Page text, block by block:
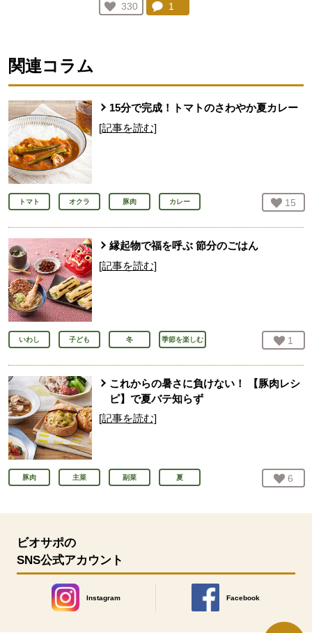
お気に入り登録：
330
人が登録
コメント：
1
関連コラム
15分で完成！トマトのさわやか夏カレー
[記事を読む]
トマト オクラ 豚肉 カレー お気
15
縁起物で福を呼ぶ 節分のごはん
[記事を読む]
いわし 子ども 冬 季節を楽しむ お気
1
これからの暑さに負けない！ 【豚肉レシ
ピ】で夏バテ知らず
[記事を読む]
豚肉 主菜 副菜 夏 お気
6
ビオサポの
SNS公式アカウント
Instagram
別のウィンドウで開きます。
Facebook
別のウィンドウで開きます